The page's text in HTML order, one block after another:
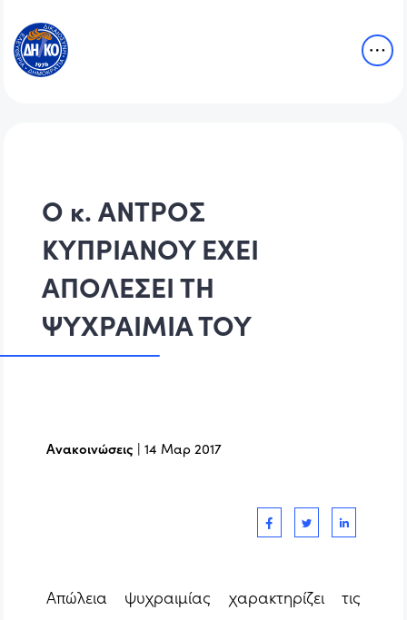
Ο κ. ΑΝΤΡΟΣ
ΚΥΠΡΙΑΝΟΥ ΕΧΕΙ
ΑΠΟΛΕΣΕΙ ΤΗ
ΨΥΧΡΑΙΜΙΑ ΤΟΥ
Ανακοινώσεις |14 Μαρ 2017
Απώλεια ψυχραιμίας χαρακτηρίζει τις